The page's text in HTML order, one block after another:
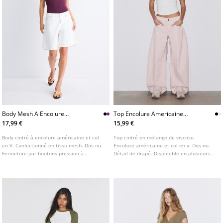
Body Mesh A Encolure
Americaine
17,99 €
Body cintré à encolure américaine et col
en V. Confectionné en tissu mesh. Dos nu.
Fermeture par boutons pression à
Top Encolure Americaine
Drape
15,99 €
Top cintré en mélange de viscose.
Encolure américaine et col en v. Dos nu.
Détail de drapé. Disponible en plusieurs